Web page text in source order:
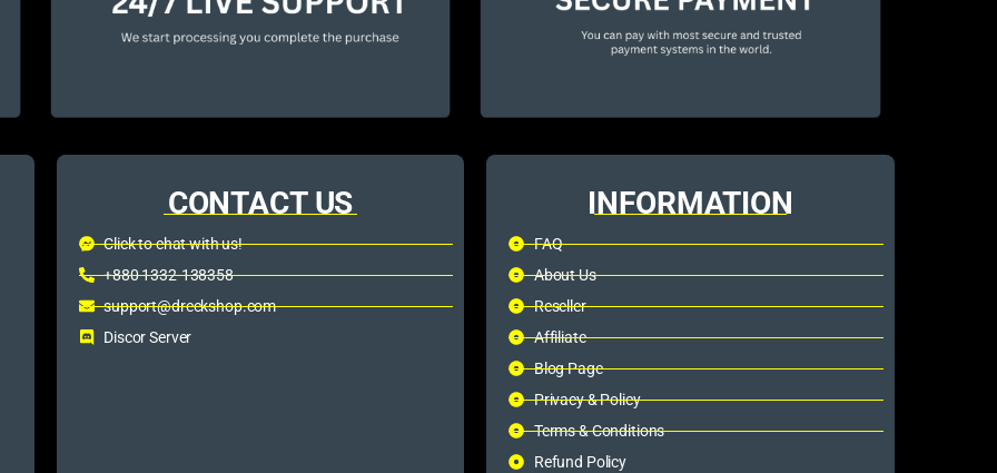
CONTACT US
Click to chat with us!
+880 1332-138358
support@dreckshop.com
Discor Server
INFORMATION
FAQ
About Us
Reseller
Affiliate
Blog Page
Privacy & Policy
Terms & Conditions
Refund Policy